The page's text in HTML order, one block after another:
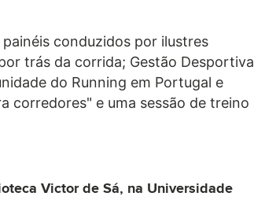
conduzidos por ilustres
trás da corrida; Gestão Desportiva
do Running em Portugal e
corredores" e uma sessão de treino
Victor de Sá, na Universidade